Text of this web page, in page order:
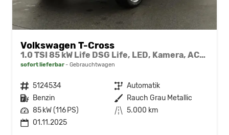
Volkswagen T-Cross
1.0 TSI 85 kW Life DSG Life, LED, Kamera, ACC, Side, Winter, 17-Zoll, 3-J. Garantie
sofort lieferbar Gebrauchtwagen
Fahrzeugnr. 5124534 Getriebe Automatik
Kraftstoff Benzin Außenfarbe Rauch Grau Metallic
Leistung 85 kW (116 PS) Kilometerstand 5.000 km
01.11.2025